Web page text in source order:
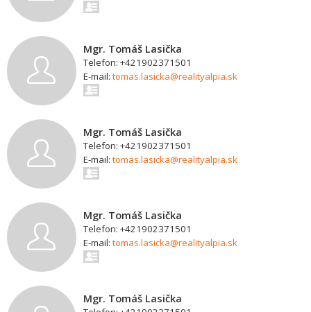
Mgr. Tomáš Lasička
Telefon: +421902371501
E-mail: tomas.lasicka@realityalpia.sk
Mgr. Tomáš Lasička
Telefon: +421902371501
E-mail: tomas.lasicka@realityalpia.sk
Mgr. Tomáš Lasička
Telefon: +421902371501
E-mail: tomas.lasicka@realityalpia.sk
Mgr. Tomáš Lasička